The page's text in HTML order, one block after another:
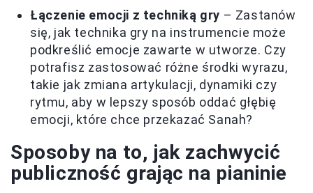
Łączenie emocji z techniką gry – Zastanów
się, jak technika gry na instrumencie może
podkreślić emocje zawarte w utworze. Czy
potrafisz zastosować różne środki wyrazu,
takie jak zmiana artykulacji, dynamiki czy
rytmu, aby w lepszy sposób oddać głębię
emocji, które chce przekazać Sanah?
Sposoby na to, jak zachwycić
publiczność grając na pianinie